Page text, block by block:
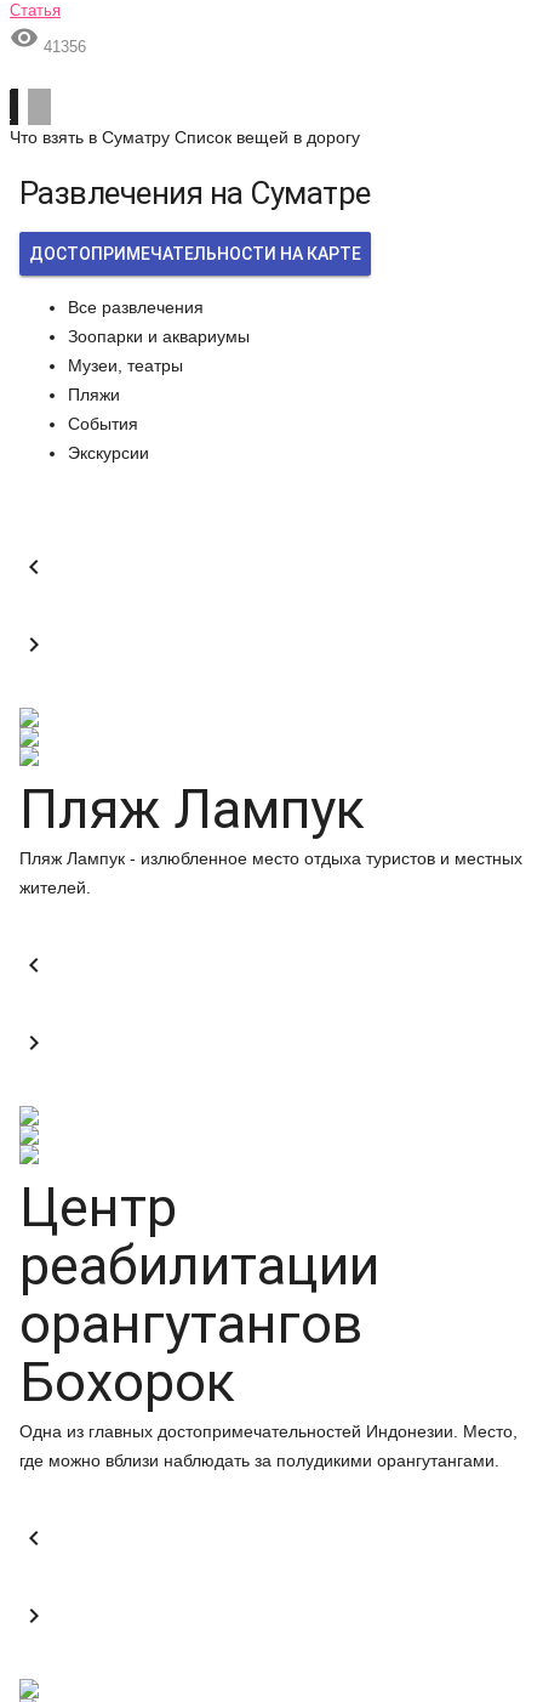
Статья
 41356
Что взять в Суматру Список вещей в дорогу
Развлечения на Суматре
ДОСТОПРИМЕЧАТЕЛЬНОСТИ НА КАРТЕ
Все развлечения
Зоопарки и аквариумы
Музеи, театры
Пляжи
События
Экскурсии


Пляж Лампук
Пляж Лампук - излюбленное место отдыха туристов и местных
жителей.


Центр
реабилитации
орангутангов
Бохорок
Одна из главных достопримечательностей Индонезии. Место,
где можно вблизи наблюдать за полудикими орангутангами.

